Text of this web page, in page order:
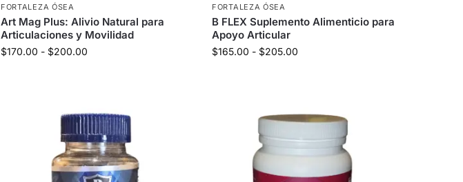
FORTALEZA ÓSEA
Art Mag Plus: Alivio Natural para
Articulaciones y Movilidad
$170.00 - $200.00
FORTALEZA ÓSEA
B FLEX Suplemento Alimenticio para
Apoyo Articular
$165.00 - $205.00